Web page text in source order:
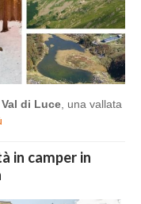
Val di Luce , una vallata
in camper in